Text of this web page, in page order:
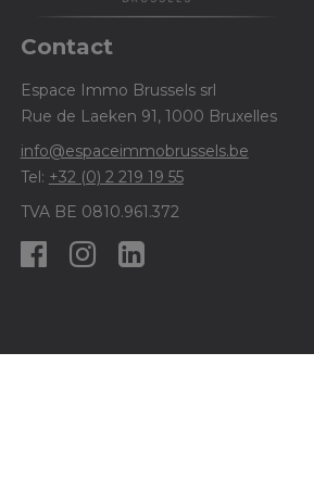
Contact
Espace Immo Brussels srl
Rue de Laeken 91, 1000 Bruxelles
info@espaceimmobrussels.be
Tel: +32 (0) 2 219 19 55
TVA BE 0810.961.372